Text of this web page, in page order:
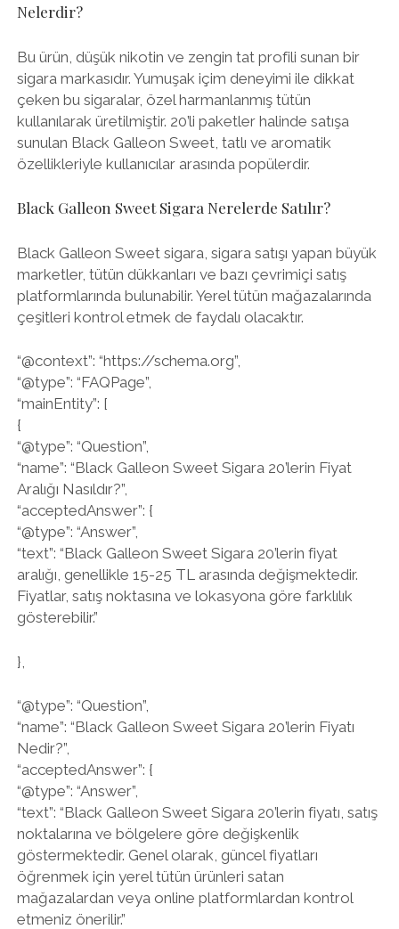
Nelerdir?
Bu ürün, düşük nikotin ve zengin tat profili sunan bir
sigara markasıdır. Yumuşak içim deneyimi ile dikkat
çeken bu sigaralar, özel harmanlanmış tütün
kullanılarak üretilmiştir. 20’li paketler halinde satışa
sunulan Black Galleon Sweet, tatlı ve aromatik
özellikleriyle kullanıcılar arasında popülerdir.
Black Galleon Sweet Sigara Nerelerde Satılır?
Black Galleon Sweet sigara, sigara satışı yapan büyük
marketler, tütün dükkanları ve bazı çevrimiçi satış
platformlarında bulunabilir. Yerel tütün mağazalarında
çeşitleri kontrol etmek de faydalı olacaktır.
“@context”: “https://schema.org”,
“@type”: “FAQPage”,
“mainEntity”: [
{
“@type”: “Question”,
“name”: “Black Galleon Sweet Sigara 20’lerin Fiyat
Aralığı Nasıldır?”,
“acceptedAnswer”: {
“@type”: “Answer”,
“text”: “Black Galleon Sweet Sigara 20’lerin fiyat
aralığı, genellikle 15-25 TL arasında değişmektedir.
Fiyatlar, satış noktasına ve lokasyona göre farklılık
gösterebilir.”
},
“@type”: “Question”,
“name”: “Black Galleon Sweet Sigara 20’lerin Fiyatı
Nedir?”,
“acceptedAnswer”: {
“@type”: “Answer”,
“text”: “Black Galleon Sweet Sigara 20’lerin fiyatı, satış
noktalarına ve bölgelere göre değişkenlik
göstermektedir. Genel olarak, güncel fiyatları
öğrenmek için yerel tütün ürünleri satan
mağazalardan veya online platformlardan kontrol
etmeniz önerilir.”